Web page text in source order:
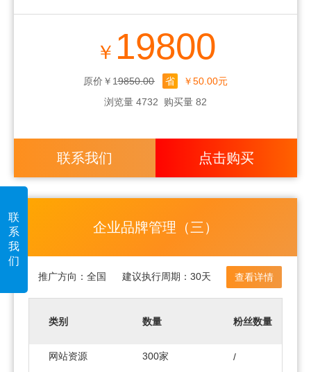
联
系
我
们
￥ 19800
原价￥19850.00 省
￥50.00元
浏览量 4732
购买量 82
联系我们 点击购买
企业品牌管理（三）
推广方向： 全国 建议执行周期： 30天 查看详情
类别 数量 粉丝数量
网站资源 300家 /